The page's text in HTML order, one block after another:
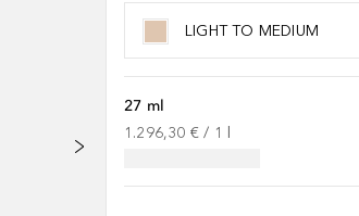
LIGHT TO MEDIUM
27 ml
1.296,30 € / 1